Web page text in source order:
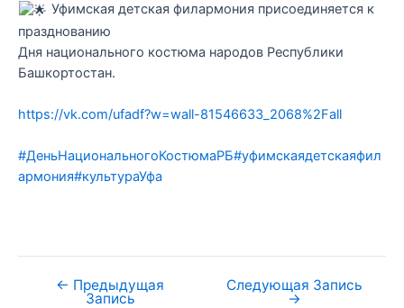
Уфимская детская филармония присоединяется к
празднованию
Дня национального костюма народов Республики
Башкортостан.
https://vk.com/ufadf?w=wall-81546633_2068%2Fall
#ДеньНациональногоКостюмаРБ#уфимскаядетскаяфил
армония#культураУфа
← Предыдущая
Запись
Следующая Запись
→